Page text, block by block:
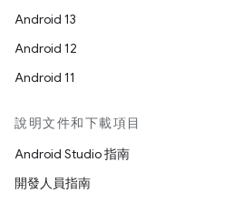
Android 13
Android 12
Android 11
說明文件和下載項目
Android Studio 指南
開發人員指南